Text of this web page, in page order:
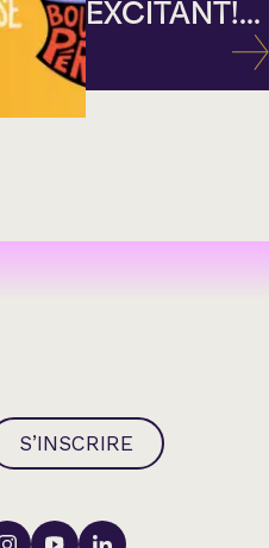
EXCITANT!...
S’INSCRIRE